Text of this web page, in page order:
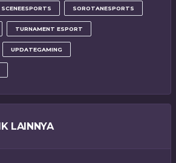
SCENEESPORTS SOROTANESPORTS
TURNAMENT ESPORT
UPDATEGAMING
LAINNYA